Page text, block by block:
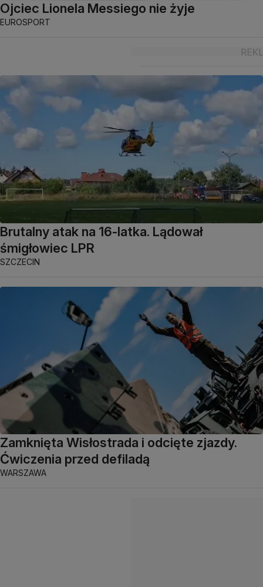
Ojciec Lionela Messiego nie żyje
EUROSPORT
Brutalny atak na 16-latka. Lądował
śmigłowiec LPR
SZCZECIN
Zamknięta Wisłostrada i odcięte zjazdy.
Ćwiczenia przed defiladą
WARSZAWA